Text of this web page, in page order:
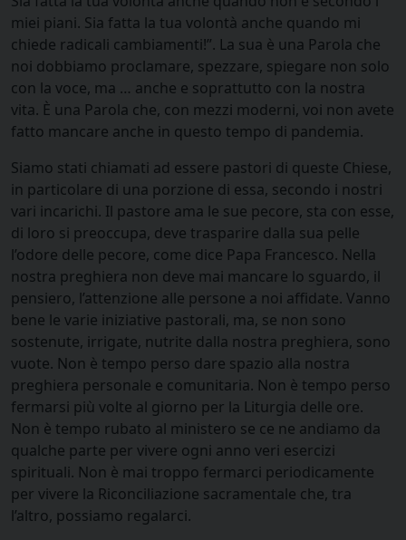
miei piani. Sia fatta la tua volontà anche quando mi
chiede radicali cambiamenti!”. La sua è una Parola che
noi dobbiamo proclamare, spezzare, spiegare non solo
con la voce, ma … anche e soprattutto con la nostra
vita. È una Parola che, con mezzi moderni, voi non avete
fatto mancare anche in questo tempo di pandemia.
Siamo stati chiamati ad essere pastori di queste Chiese,
in particolare di una porzione di essa, secondo i nostri
vari incarichi. Il pastore ama le sue pecore, sta con esse,
di loro si preoccupa, deve trasparire dalla sua pelle
l’odore delle pecore, come dice Papa Francesco. Nella
nostra preghiera non deve mai mancare lo sguardo, il
pensiero, l’attenzione alle persone a noi affidate. Vanno
bene le varie iniziative pastorali, ma, se non sono
sostenute, irrigate, nutrite dalla nostra preghiera, sono
vuote. Non è tempo perso dare spazio alla nostra
preghiera personale e comunitaria. Non è tempo perso
fermarsi più volte al giorno per la Liturgia delle ore.
Non è tempo rubato al ministero se ce ne andiamo da
qualche parte per vivere ogni anno veri esercizi
spirituali. Non è mai troppo fermarci periodicamente
per vivere la Riconciliazione sacramentale che, tra
l’altro, possiamo regalarci.